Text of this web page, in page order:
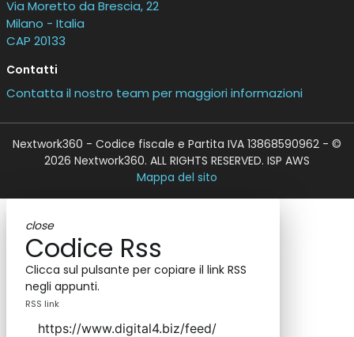
Via Moretto da Brescia, 22
Milano - Italia
CAP 20133
Contatti
Contatta il nostro team per maggiori informazioni
Nextwork360 - Codice fiscale e Partita IVA 13868590962 - ©
2026 Nextwork360. ALL RIGHTS RESERVED. ISP AWS
Mappa del sito
close
Codice Rss
Clicca sul pulsante per copiare il link RSS
negli appunti.
RSS link